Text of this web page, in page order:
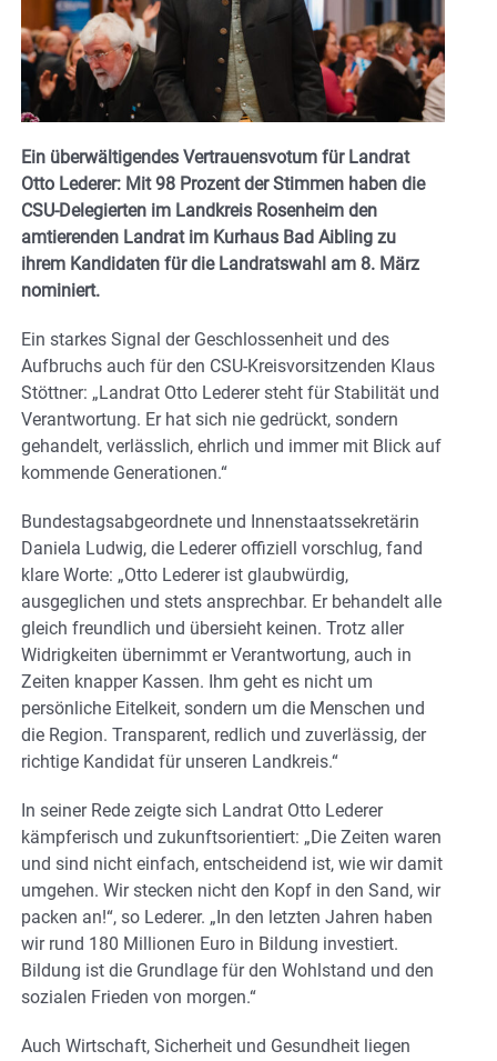
Ein überwältigendes Vertrauensvotum für Landrat
Otto Lederer: Mit 98 Prozent der Stimmen haben die
CSU-Delegierten im Landkreis Rosenheim den
amtierenden Landrat im Kurhaus Bad Aibling zu
ihrem Kandidaten für die Landratswahl am 8. März
nominiert.
Ein starkes Signal der Geschlossenheit und des
Aufbruchs auch für den CSU-Kreisvorsitzenden Klaus
Stöttner: „Landrat Otto Lederer steht für Stabilität und
Verantwortung. Er hat sich nie gedrückt, sondern
gehandelt, verlässlich, ehrlich und immer mit Blick auf
kommende Generationen.“
Bundestagsabgeordnete und Innenstaatssekretärin
Daniela Ludwig, die Lederer offiziell vorschlug, fand
klare Worte: „Otto Lederer ist glaubwürdig,
ausgeglichen und stets ansprechbar. Er behandelt alle
gleich freundlich und übersieht keinen. Trotz aller
Widrigkeiten übernimmt er Verantwortung, auch in
Zeiten knapper Kassen. Ihm geht es nicht um
persönliche Eitelkeit, sondern um die Menschen und
die Region. Transparent, redlich und zuverlässig, der
richtige Kandidat für unseren Landkreis.“
In seiner Rede zeigte sich Landrat Otto Lederer
kämpferisch und zukunftsorientiert: „Die Zeiten waren
und sind nicht einfach, entscheidend ist, wie wir damit
umgehen. Wir stecken nicht den Kopf in den Sand, wir
packen an!“, so Lederer. „In den letzten Jahren haben
wir rund 180 Millionen Euro in Bildung investiert.
Bildung ist die Grundlage für den Wohlstand und den
sozialen Frieden von morgen.“
Auch Wirtschaft, Sicherheit und Gesundheit liegen